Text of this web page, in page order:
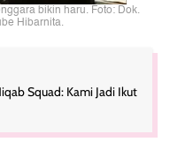
bikin haru. Foto: Dok.
Hibarnita.
Squad: Kami Jadi Ikut